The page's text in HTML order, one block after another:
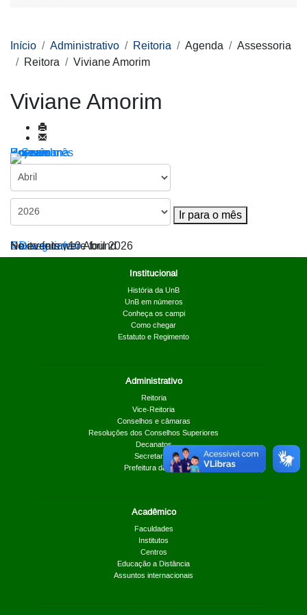
Início Administrativo Reitoria Agenda
Assessoria
Reitora
Viviane Amorim
Viviane Amorim
Por ano
Por mês
Por semana
Hoje
Ir para o mês
Ir para o mês
< Dia anterior
Sexta-feira, 10 Abril 2026
Dia seguinte >
No events were found
Institucional
História da UnB
UnB em números
Conheça os campi
Como chegar
Estatuto e Regimento
Administrativo
Reitoria
Vice-Reitoria
Conselhos e câmaras
Resoluções dos Conselhos Superiores
Decanatos
Secretarias
Prefeitura da UnB
Acadêmico
Faculdades
Institutos
Centros
Educação a Distância
Assuntos internacionais